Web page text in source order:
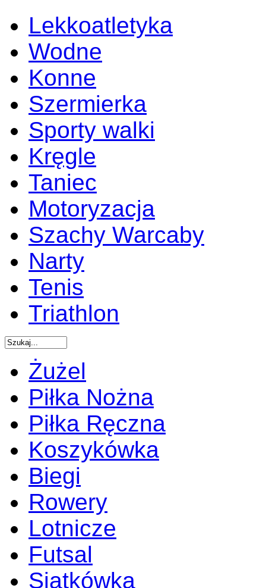
Lekkoatletyka
Wodne
Konne
Szermierka
Sporty walki
Kręgle
Taniec
Motoryzacja
Szachy Warcaby
Narty
Tenis
Triathlon
Żużel
Piłka Nożna
Piłka Ręczna
Koszykówka
Biegi
Rowery
Lotnicze
Futsal
Siatkówka